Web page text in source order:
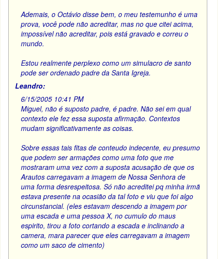
Ademais, o Octávio disse bem, o meu testemunho é uma
prova, você pode não acreditar, mas no que citei acima,
impossível não acreditar, pois está gravado e correu o
mundo.
Estou realmente perplexo como um simulacro de santo
pode ser ordenado padre da Santa Igreja.
Leandro:
6/15/2005 10:41 PM
Miguel, não é suposto padre, é padre. Não sei em qual
contexto ele fez essa suposta afirmação. Contextos
mudam significativamente as coisas.
Sobre essas tais fitas de conteudo indecente, eu presumo
que podem ser armações como uma foto que me
mostraram uma vez com a suposta acusação de que os
Arautos carregavam a imagem de Nossa Senhora de
uma forma desrespeitosa. Só não acreditei pq minha irmã
estava presente na ocasião da tal foto e viu que foi algo
circunstancial. (eles estavam descendo a imagem por
uma escada e uma pessoa X, no cumulo do maus
espirito, tirou a foto cortando a escada e inclinando a
camera, mara parecer que eles carregavam a imagem
como um saco de cimento)